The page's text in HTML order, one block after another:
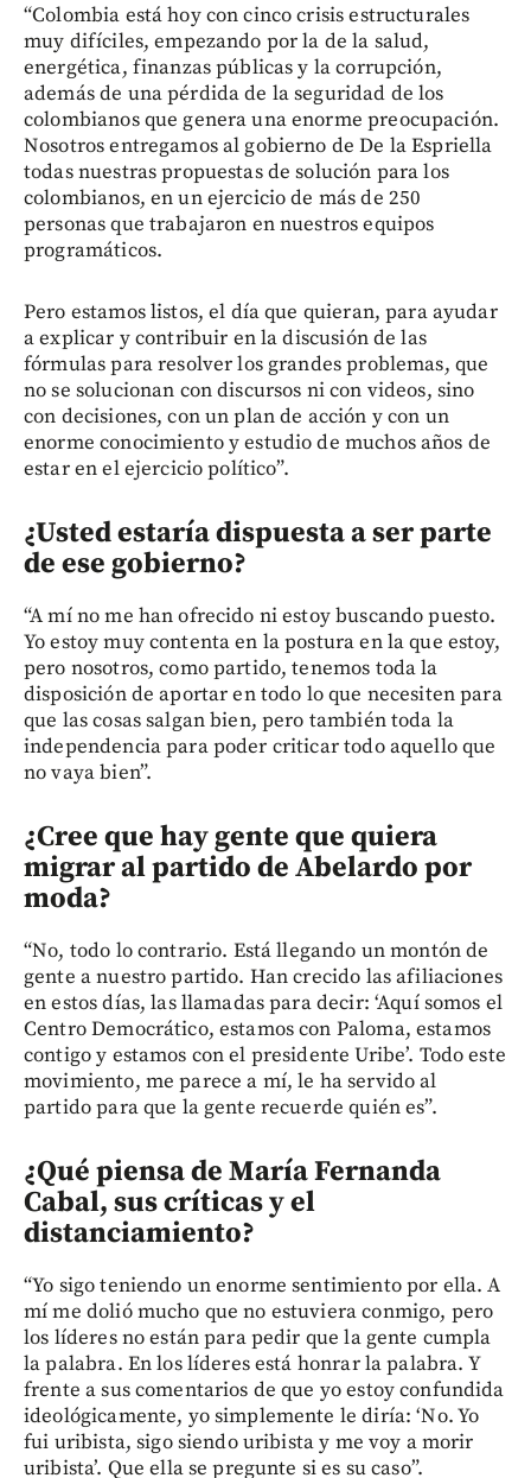
“Colombia está hoy con cinco crisis estructurales
muy difíciles, empezando por la de la salud,
energética, finanzas públicas y la corrupción,
además de una pérdida de la seguridad de los
colombianos que genera una enorme preocupación.
Nosotros entregamos al gobierno de De la Espriella
todas nuestras propuestas de solución para los
colombianos, en un ejercicio de más de 250
personas que trabajaron en nuestros equipos
programáticos.
Pero estamos listos, el día que quieran, para ayudar
a explicar y contribuir en la discusión de las
fórmulas para resolver los grandes problemas, que
no se solucionan con discursos ni con videos, sino
con decisiones, con un plan de acción y con un
enorme conocimiento y estudio de muchos años de
estar en el ejercicio político”.
¿Usted estaría dispuesta a ser parte
de ese gobierno?
“A mí no me han ofrecido ni estoy buscando puesto.
Yo estoy muy contenta en la postura en la que estoy,
pero nosotros, como partido, tenemos toda la
disposición de aportar en todo lo que necesiten para
que las cosas salgan bien, pero también toda la
independencia para poder criticar todo aquello que
no vaya bien”.
¿Cree que hay gente que quiera
migrar al partido de Abelardo por
moda?
“No, todo lo contrario. Está llegando un montón de
gente a nuestro partido. Han crecido las afiliaciones
en estos días, las llamadas para decir: ‘Aquí somos el
Centro Democrático, estamos con Paloma, estamos
contigo y estamos con el presidente Uribe’. Todo este
movimiento, me parece a mí, le ha servido al
partido para que la gente recuerde quién es”.
¿Qué piensa de María Fernanda
Cabal, sus críticas y el
distanciamiento?
“Yo sigo teniendo un enorme sentimiento por ella. A
mí me dolió mucho que no estuviera conmigo, pero
los líderes no están para pedir que la gente cumpla
la palabra. En los líderes está honrar la palabra. Y
frente a sus comentarios de que yo estoy confundida
ideológicamente, yo simplemente le diría: ‘No. Yo
fui uribista, sigo siendo uribista y me voy a morir
uribista’. Que ella se pregunte si es su caso”.